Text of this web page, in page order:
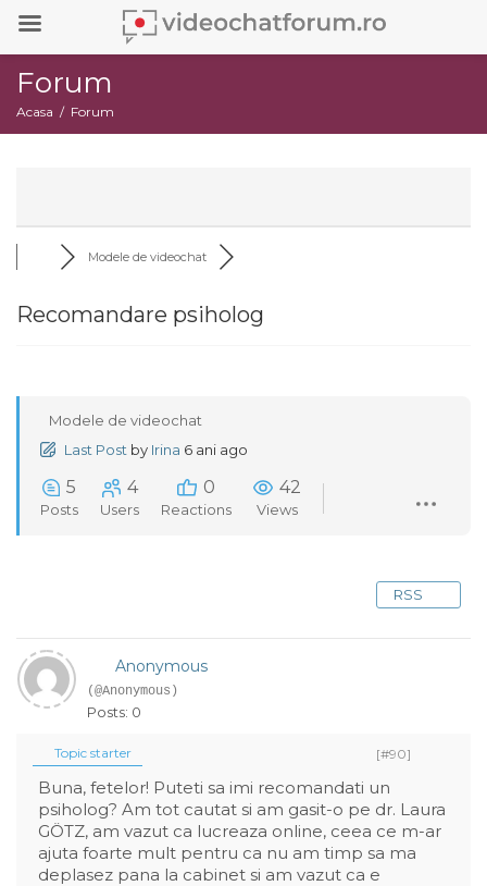
Forum
Acasa Forum
Modele de videochat
Recomandare psiholog
Modele de videochat
Last Post by Irina 6 ani ago
5
Posts
4
Users
0
Reactions
42
Views
RSS
Anonymous
(@Anonymous)
Posts: 0
Topic starter [#90]
Buna, fetelor! Puteti sa imi recomandati un
psiholog? Am tot cautat si am gasit-o pe dr. Laura
GÖTZ, am vazut ca lucreaza online, ceea ce m-ar
ajuta foarte mult pentru ca nu am timp sa ma
deplasez pana la cabinet si am vazut ca e